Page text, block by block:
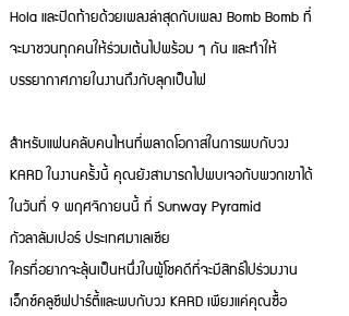
Hola และปิดท้ายด้วยเพลงล่าสุดกับเพลง Bomb Bomb ที่
จะมาชวนทุกคนให้ร่วมเต้นไปพร้อม ๆ กัน และทำให้
บรรยากาศภายในงานถึงกับลุกเป็นไฟ
สำหรับแฟนคลับคนไหนที่พลาดโอกาสในการพบกับวง
KARD ในงานครั้งนี้ คุณยังสามารถไปพบเจอกับพวกเขาได้
ในวันที่ 9 พฤศจิกายนนี้ ที่ Sunway Pyramid
กัวลาลัมเปอร์ ประเทศมาเลเซีย
ใครที่อยากจะลุ้นเป็นหนึ่งในผู้โชคดีที่จะมีสิทธ์ไปร่วมงาน
เอ็กซ์คลูซีฟปาร์ตี้และพบกับวง KARD เพียงแค่คุณซื้อ